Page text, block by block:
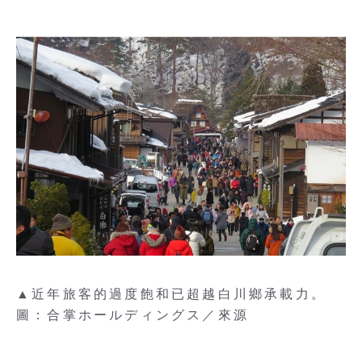
▲近年旅客的過度飽和已超越白川鄉承載力。
圖：合掌ホールディングス／來源